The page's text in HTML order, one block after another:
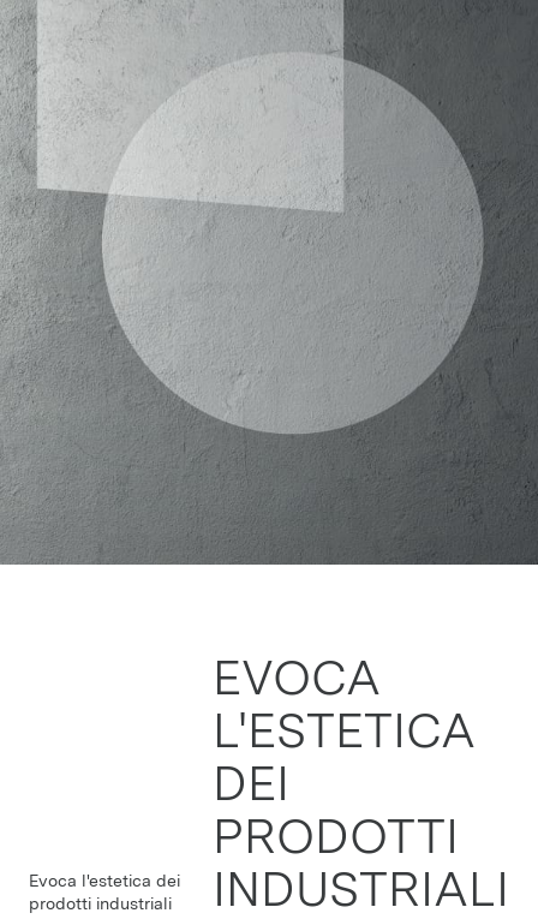
Evoca l'estetica dei
prodotti industriali
EVOCA
L'ESTETICA
DEI
PRODOTTI
INDUSTRIALI